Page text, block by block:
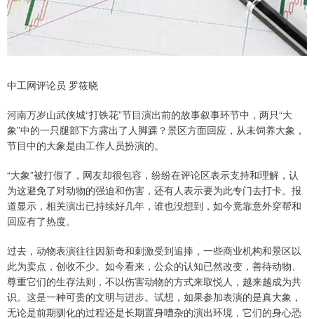
中工网评论员 罗筱晓
河南万岁山武侠城“打铁花”节目演出前的故事叙事环节中，两只“大
象”中的一只腿部下方露出了人脚踝？景区方面回应，从未饲养大象，
节目中的大象是由工作人员扮演的。
“大象”被打假了，网友却很包容，纷纷在评论区表示支持和理解，认
为这避免了对动物的强迫和伤害，还有人表示要为此专门去打卡。报
道显示，相关演出已持续好几年，谁也没想到，如今竟靠意外穿帮和
回应有了热度。
过去，动物表演往往因新奇和刺激受到追捧，一些商业机构和景区以
此为卖点，创收不少。如今看来，公众的认知已然改变，善待动物、
尊重它们的生存法则，不以伤害动物的方式来取悦人，越来越成为共
识。这是一种可贵的文明与进步。试想，如果参加表演的是真大象，
无论是前期驯化的过程还是长期置身嘈杂的演出环境，它们的身心恐